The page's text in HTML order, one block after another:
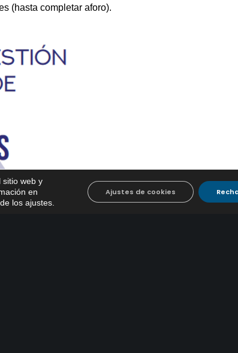
(hasta completar aforo).
sitio web y
en
los ajustes
Ajustes de cookies